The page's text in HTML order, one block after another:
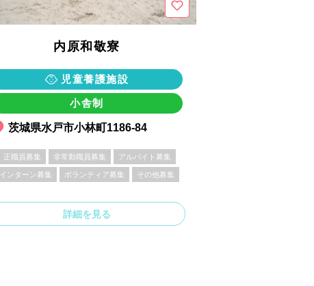
内原和敬寮
児童養護施設
小舎制
茨城県水戸市小林町1186-84
正職員募集 非常勤職員募集 アルバイト募集
インターン募集 ボランティア募集 その他募集
詳細を見る